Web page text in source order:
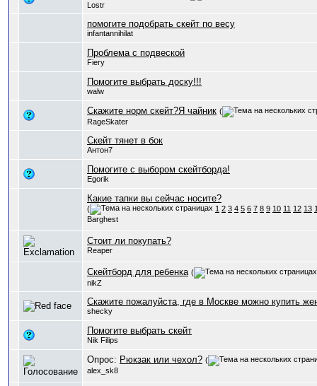
Lostr
помогите подобрать скейт по весу
infantannihilat
Проблема с подвеской
Fiery
Помогите выбрать доску!!!
walw
Скажите норм скейт?Я чайник (
RageSkater
Скейт тянет в бок
Антон7
Помогите с выбором скейтборда!
Egorik
Какие тапки вы сейчас носите?
( 1 2 3 4 5 6 7 8 9 10 11 12 13
Barghest
Стоит ли покупать?
Reaper
Скейтборд для ребенка (
nikZ
Скажите пожалуйста, где в Москве можно купить
shecky
Помогите выбрать скейт
Nik Filips
Опрос: Рюкзак или чехол? (
alex_sk8